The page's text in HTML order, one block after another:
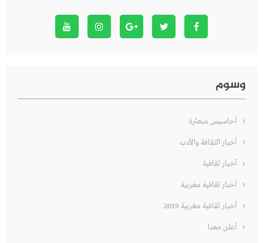
وسوم
أحاسيس مبعثرة
أخبار الثقافة والأدب
أخبار ثقافية
أخبار ثقافية مغربية
أخبار ثقافية مغربية 2019
أعلن معنا